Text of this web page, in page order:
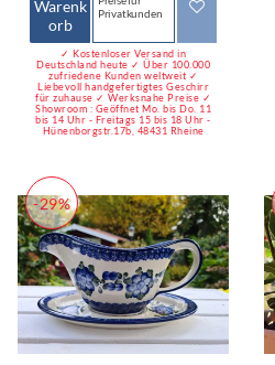
Warenk
orb
Privatkunden
✓ Kostenloser Versand in
Deutschland heute ✓ Über 100.000
zufriedene Kunden weltweit ✓
Liebevoll handgefertigtes Geschirr
für zuhause ✓ Werksnahe Preise ✓
Showroom : Geöffnet Mo. bis Do. 11
bis 14 Uhr - Freitags 15 bis 18 Uhr -
Hünenborgstr.17b, 48431 Rheine
-29%